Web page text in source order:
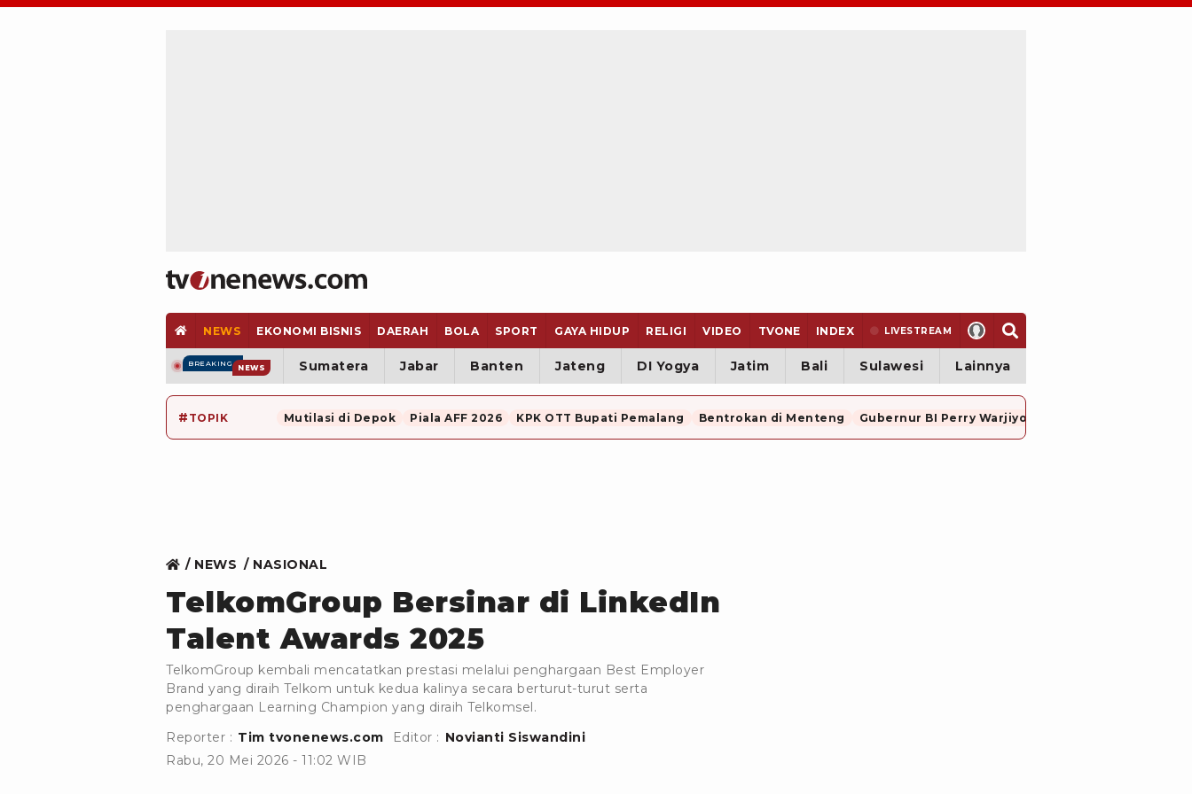
NEWS EKONOMI BISNIS DAERAH BOLA SPORT GAYA HIDUP RELIGI VIDEO TVONE INDEX LIVESTREAM
BREAKING NEWS Sumatera Jabar Banten Jateng DI Yogya Jatim Bali Sulawesi Lainnya
# TOPIK Mutilasi di Depok Piala AFF 2026 KPK OTT Bupati Pemalang Bentrokan di Menteng Gubernur BI Perry Warjiyo Mundur
NEWS NASIONAL
TelkomGroup Bersinar di LinkedIn
Talent Awards 2025
TelkomGroup kembali mencatatkan prestasi melalui penghargaan Best Employer
Brand yang diraih Telkom untuk kedua kalinya secara berturut-turut serta
penghargaan Learning Champion yang diraih Telkomsel.
Reporter : Tim tvonenews.com Editor : Novianti Siswandini
Rabu, 20 Mei 2026 - 11:02 WIB